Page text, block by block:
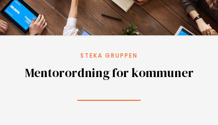
STEKA GRUPPEN
Mentorordning for kommuner